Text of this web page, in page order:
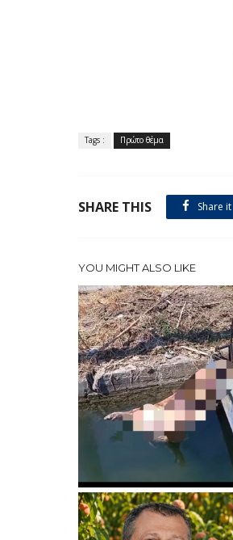
Tags : Πρώτο θέμα
SHARE THIS Share it
YOU MIGHT ALSO LIKE